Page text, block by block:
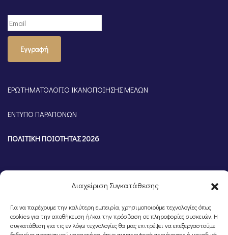
Διαχείριση Συγκατάθεσης
Για να παρέχουμε την καλύτερη εμπειρία, χρησιμοποιούμε τεχνολογίες όπως
cookies για την αποθήκευση ή/και την πρόσβαση σε πληροφορίες συσκευών. Η
συγκατάθεση για τις εν λόγω τεχνολογίες θα μας επιτρέψει να επεξεργαστούμε
Εγγραφή
ΕΡΩΤΗΜΑΤΟΛΟΓΙΟ ΙΚΑΝΟΠΟΙΗΣΗΣ ΜΕΛΩΝ
ΕΝΤΥΠΟ ΠΑΡΑΠΟΝΩΝ
ΠΟΛΙΤΙΚΗ ΠΟΙΟΤΗΤΑΣ 2026